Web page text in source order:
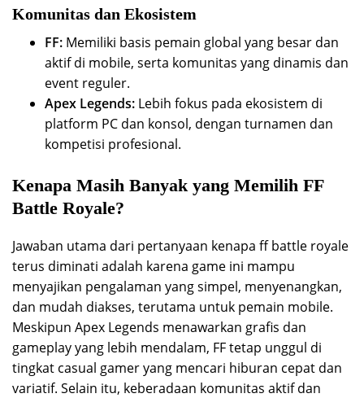
Komunitas dan Ekosistem
FF: Memiliki basis pemain global yang besar dan
aktif di mobile, serta komunitas yang dinamis dan
event reguler.
Apex Legends: Lebih fokus pada ekosistem di
platform PC dan konsol, dengan turnamen dan
kompetisi profesional.
Kenapa Masih Banyak yang Memilih FF
Battle Royale?
Jawaban utama dari pertanyaan kenapa ff battle royale
terus diminati adalah karena game ini mampu
menyajikan pengalaman yang simpel, menyenangkan,
dan mudah diakses, terutama untuk pemain mobile.
Meskipun Apex Legends menawarkan grafis dan
gameplay yang lebih mendalam, FF tetap unggul di
tingkat casual gamer yang mencari hiburan cepat dan
variatif. Selain itu, keberadaan komunitas aktif dan